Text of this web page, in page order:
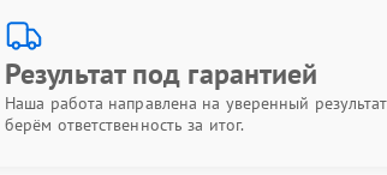
Результат под гарантией
Наша работа направлена на уверенный
берём ответственность за итог.